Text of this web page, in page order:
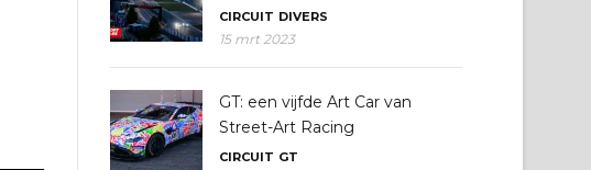
CIRCUIT DIVERS
15 mrt 2023
GT: een vijfde Art Car van
Street-Art Racing
CIRCUIT GT